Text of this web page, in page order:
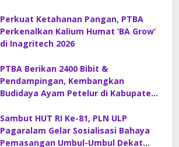
Perkuat Ketahanan Pangan, PTBA
Perkenalkan Kalium Humat ‘BA Grow’
di Inagritech 2026
PTBA Berikan 2400 Bibit &
Pendampingan, Kembangkan
Budidaya Ayam Petelur di Kabupaten
Sambut HUT RI Ke-81, PLN ULP
Pagaralam Gelar Sosialisasi Bahaya
Pemasangan Umbul-Umbul Dekat